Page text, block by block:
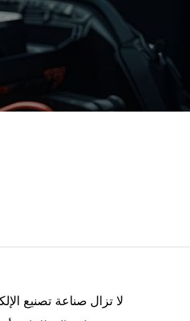
لا تزال صناعة تصنيع